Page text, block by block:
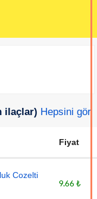
ilaçlar) Hepsini gör
Fiyat
Cozelti
9.66 ₺